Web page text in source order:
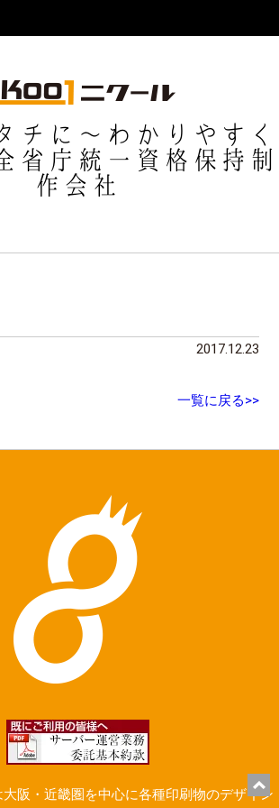
チに〜わかりやすく
省庁統一資格保持制
作会社
2017.12.23
一覧に戻る>>
阪・近畿圏を中心に各種印刷物のデザイン